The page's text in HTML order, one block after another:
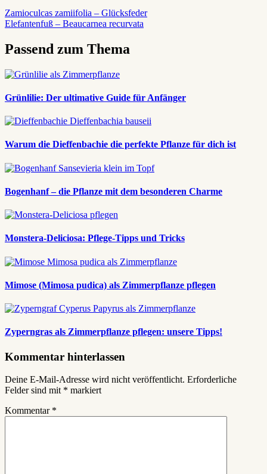
Beitragsnavigation
Vorheriger
Beitrag:
Zamioculcas zamiifolia – Glücksfeder
Nächster
Elefantenfuß – Beaucarnea recurvata
Passend zum Thema
Grünlilie: Der ultimative Guide für Anfänger
Warum die Dieffenbachie die perfekte Pflanze für dich ist
Bogenhanf – die Pflanze mit dem besonderen Charme
Monstera-Deliciosa: Pflege-Tipps und Tricks
Mimose (Mimosa pudica) als Zimmerpflanze pflegen
Zyperngras als Zimmerpflanze pflegen: unsere Tipps!
Kommentar hinterlassen
Deine E-Mail-Adresse wird nicht veröffentlicht. Erforderliche
Felder sind mit * markiert
Kommentar *